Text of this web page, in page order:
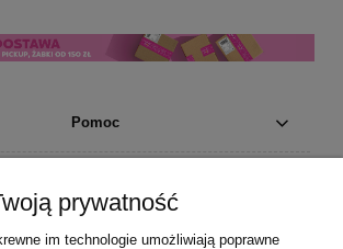
Pomoc
Płatności i dostawa
prywatność
im technologie umożliwiają poprawne